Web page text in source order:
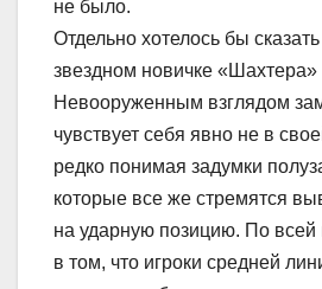
не было.
Отдельно хотелось бы
звездном новичке
Невооруженным взглядом
чувствует себя явно не в
редко понимая задумки
которые все же стремятся
на ударную позицию. По всей
в том, что игроки средней